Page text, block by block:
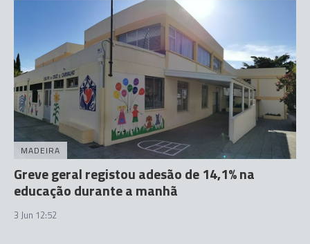
MADEIRA
Greve geral registou adesão de 14,1% na
educação durante a manhã
3 Jun 12:52